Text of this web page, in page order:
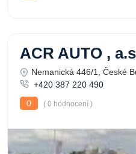
ACR AUTO ,
Nemanická 446/1, České
+420 387 220 490
0
( 0 hodnocení )